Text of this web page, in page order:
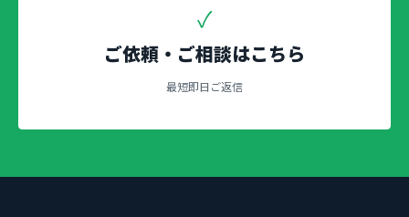
✓
ご依頼・ご相談はこちら
最短即日ご返信